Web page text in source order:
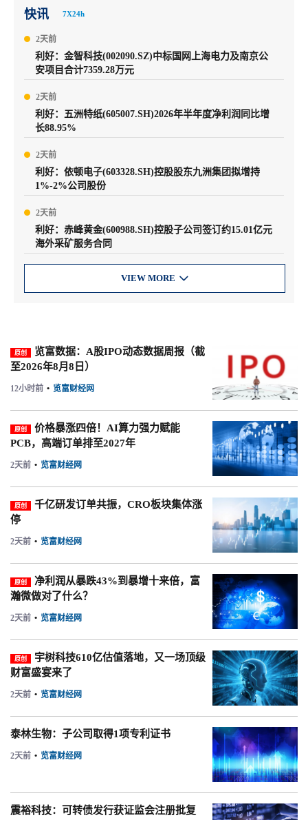
快讯 7X24h
2天前
利好：金智科技(002090.SZ)中标国网上海电力及南京公
安项目合计7359.28万元
2天前
利好：五洲特纸(605007.SH)2026年半年度净利润同比增
长88.95%
2天前
利好：依顿电子(603328.SH)控股股东九洲集团拟增持
1%-2%公司股份
2天前
利好：赤峰黄金(600988.SH)控股子公司签订约15.01亿元
海外采矿服务合同
VIEW MORE 
原创
览富数据：A股IPO动态数据周报（截
至2026年8月8日）
12小时前 • 览富财经网
原创
价格暴涨四倍！AI算力强力赋能
PCB，高端订单排至2027年
2天前 • 览富财经网
原创
千亿研发订单共振，CRO板块集体涨
停
2天前 • 览富财经网
原创
净利润从暴跌43%到暴增十来倍，富
瀚微做对了什么？
2天前 • 览富财经网
原创
宇树科技610亿估值落地，又一场顶级
财富盛宴来了
2天前 • 览富财经网
泰林生物：子公司取得1项专利证书
2天前 • 览富财经网
震裕科技：可转债发行获证监会注册批复